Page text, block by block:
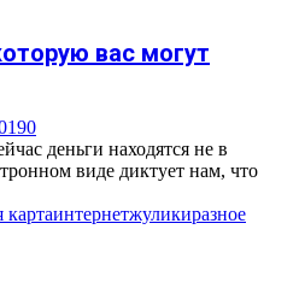
вас могут
0
деньги находятся не в
виде диктует нам, что
картаинтернетжуликиразное